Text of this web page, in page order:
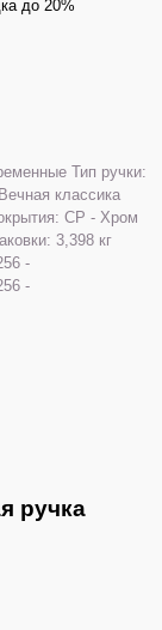
до 20%
ручка